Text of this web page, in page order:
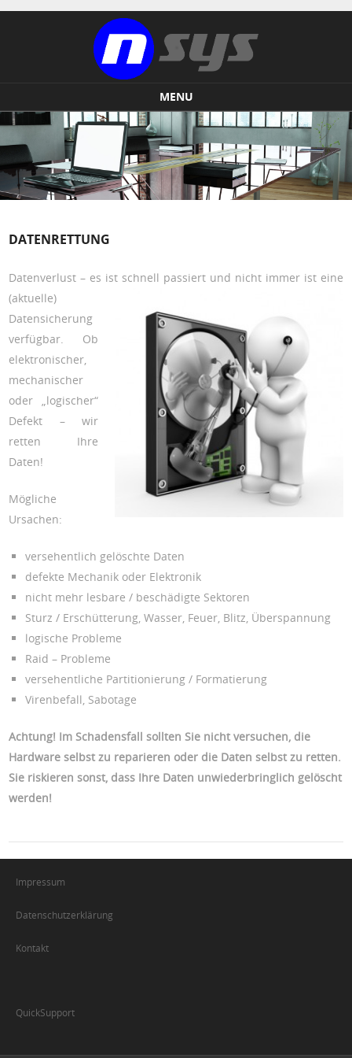
MENU
Skip to content
DATENRETTUNG
Datenverlust – es ist schnell passiert und nicht immer ist eine
(aktuelle)
Datensicherung
verfügbar. Ob
elektronischer,
mechanischer
oder „logischer“
Defekt – wir
retten Ihre
Daten!
Mögliche
Ursachen:
versehentlich gelöschte Daten
defekte Mechanik oder Elektronik
nicht mehr lesbare / beschädigte Sektoren
Sturz / Erschütterung, Wasser, Feuer, Blitz, Überspannung
logische Probleme
Raid – Probleme
versehentliche Partitionierung / Formatierung
Virenbefall, Sabotage
Achtung! Im Schadensfall sollten Sie nicht versuchen, die
Hardware selbst zu reparieren oder die Daten selbst zu retten.
Sie riskieren sonst, dass Ihre Daten unwiederbringlich gelöscht
werden!
Impressum
Datenschutzerklärung
Kontakt
QuickSupport